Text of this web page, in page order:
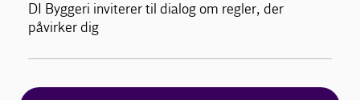
DI Byggeri inviterer til dialog om regler, der
påvirker dig